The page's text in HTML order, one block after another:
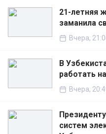
21-летняя
заманила
Вчера,
В
работать
Вчера,
систем